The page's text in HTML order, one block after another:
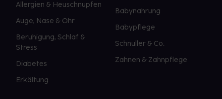
Allergien & Heuschnupfen
Auge, Nase & Ohr
Beruhigung, Schlaf &
Stress
Diabetes
Erkältung
Babynahrung
Babypflege
Schnuller & Co.
Zahnen & Zahnpflege